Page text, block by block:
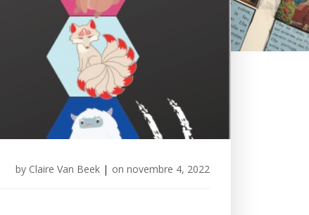
by Claire Van Beek | on novembre 4, 2022